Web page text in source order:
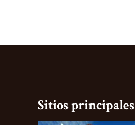
Sitios principales